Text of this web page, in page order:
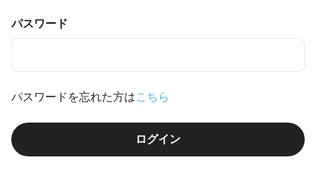
パスワード
パスワードを忘れた方はこちら
ログイン